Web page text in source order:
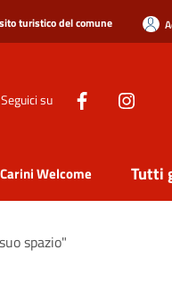
turistico del comune
Seguici su
Carini Welcome Tutti
spazio"